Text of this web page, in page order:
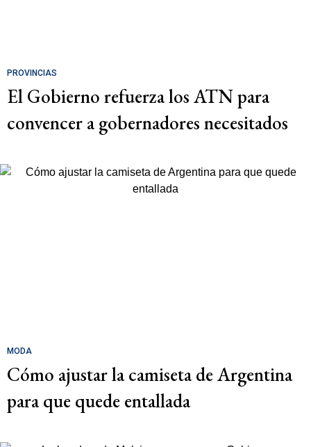
PROVINCIAS
El Gobierno refuerza los ATN para
convencer a gobernadores necesitados
MODA
Cómo ajustar la camiseta de Argentina
para que quede entallada